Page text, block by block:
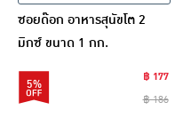
ซอยด๊อก อาหารสุนัขโต 2
มิกซ์ ขนาด 1 กก.
5%
฿ 177
฿ 186